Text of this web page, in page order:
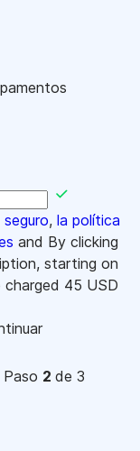
, la política
and By clicking
starting on
45 USD
Paso 2 de 3